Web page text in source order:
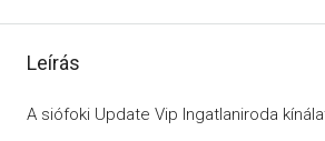
Leírás
A siófoki Update Vip Ingatlaniroda